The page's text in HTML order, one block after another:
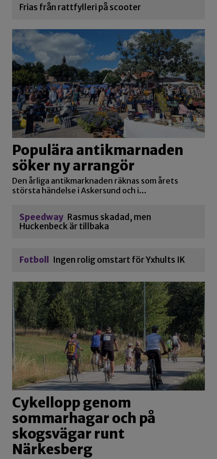
Frias från rattfylleri på scooter
Populära antikmarnaden
söker ny arrangör
Den årliga antikmarknaden räknas som årets
största händelse i Askersund och i…
Speedway Rasmus skadad, men
Huckenbeck är tillbaka
Fotboll Ingen rolig omstart för Yxhults IK
Cykellopp genom
sommarhagar och på
skogsvägar runt
Närkesberg